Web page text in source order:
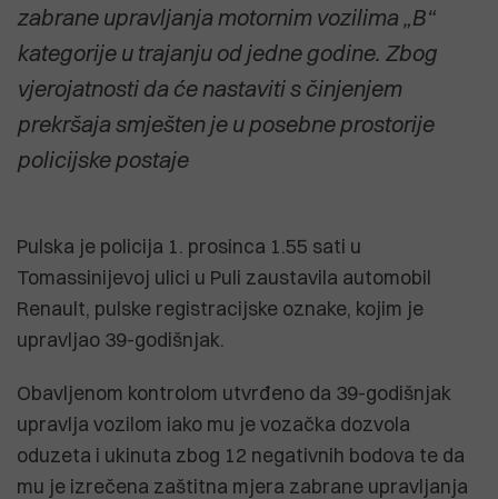
zabrane upravljanja motornim vozilima „B“
kategorije u trajanju od jedne godine. Zbog
vjerojatnosti da će nastaviti s činjenjem
prekršaja smješten je u posebne prostorije
policijske postaje
Pulska je policija 1. prosinca 1.55 sati u
Tomassinijevoj ulici u Puli zaustavila automobil
Renault, pulske registracijske oznake, kojim je
upravljao 39-godišnjak.
Obavljenom kontrolom utvrđeno da 39-godišnjak
upravlja vozilom iako mu je vozačka dozvola
oduzeta i ukinuta zbog 12 negativnih bodova te da
mu je izrečena zaštitna mjera zabrane upravljanja